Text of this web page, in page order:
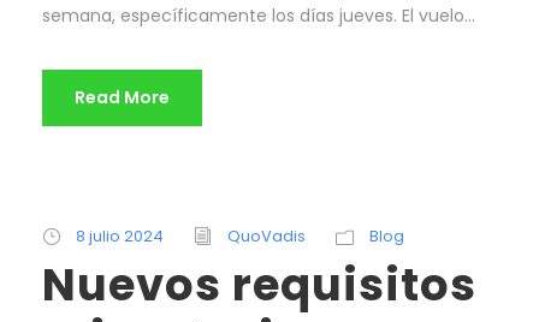
semana, específicamente los días jueves. El vuelo...
Read More
8 julio 2024 QuoVadis Blog
Nuevos requisitos